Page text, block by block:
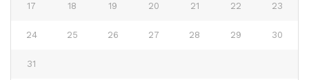
17 18 19 20 21 22 23
24 25 26 27 28 29 30
31